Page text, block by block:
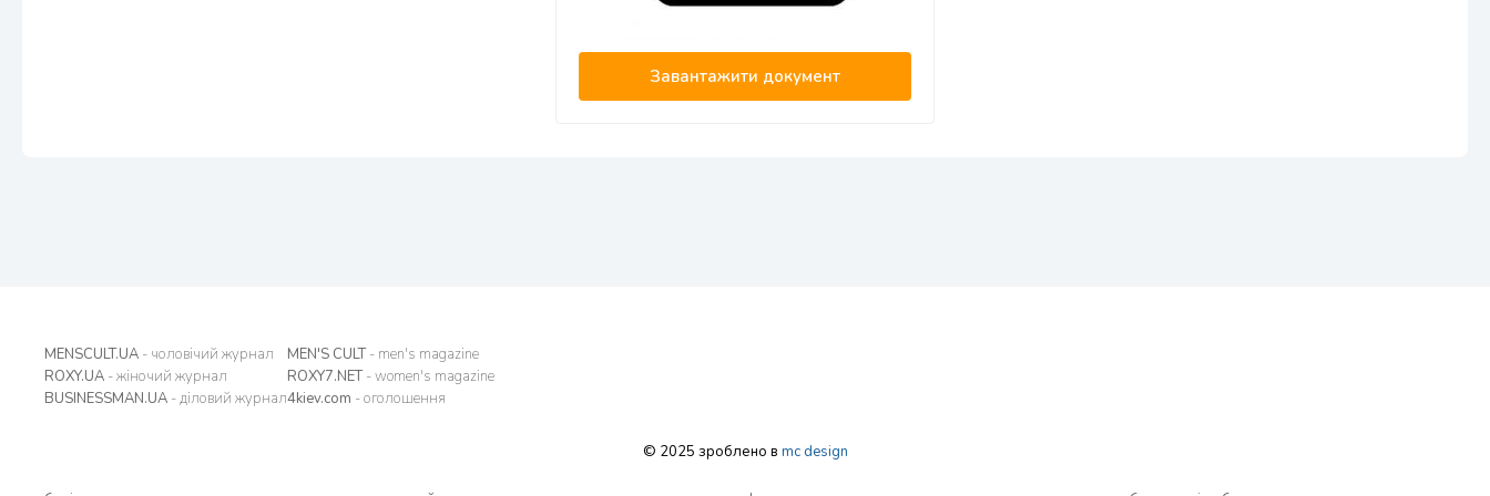
Завантажити документ
MENSCULT.UA - чоловічий журнал
ROXY.UA - жіночий журнал
BUSINESSMAN.UA - діловий журнал
MEN'S CULT- men's magazine
ROXY7.NET- women's magazine
4kiev.com - оголошення
© 2025 зроблено в mc design